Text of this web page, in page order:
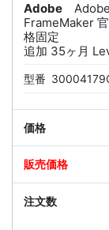
Adobe
FrameMaker
格固定
追加 35ヶ月
型番